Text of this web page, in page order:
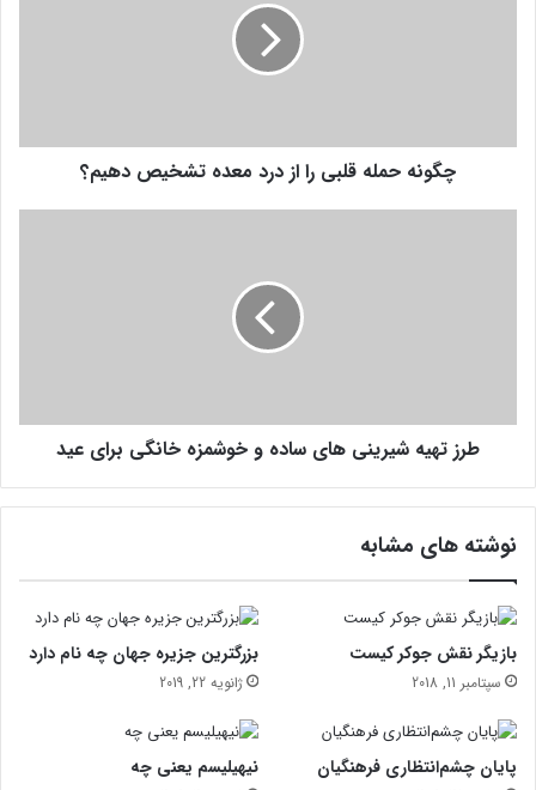
ه
د
ت
ی
ص
د
ی
؟
چگونه حمله قلبی را از درد معده تشخیص دهیم؟
ی
ه
ا
س
ا
د
و
و
طرز تهیه شیرینی های ساده و خوشمزه خانگی برای عید
نوشته های مشابه
بازیگر نقش جوکر کیست
سپتامبر 11, 2018
بزرگترین جزیره جهان چه نام دارد
ژانویه 22, 2019
پایان چشم‌انتظاری فرهنگیان نیهیلیسم یعنی چه